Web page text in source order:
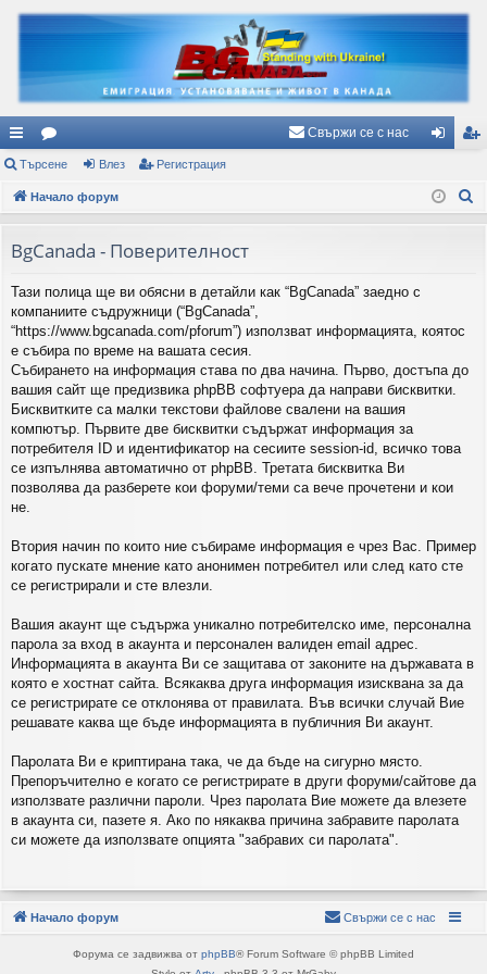
ъ
рз
вр
ъз
ки
ор
ум
Свържи се с нас
з ис
Търсене Влез Регистрация
Начало форум
BgCanada - Поверителност
Тази полица ще ви обясни в детайли как “BgCanada” заедно с
компаниите съдружници (“BgCanada”,
“https://www.bgcanada.com/pforum”) използват информацията, коятос
е събира по време на вашата сесия.
Събирането на информация става по два начина. Първо, достъпа до
вашия сайт ще предизвика phpBB софтуера да направи бисквитки.
Бисквитките са малки текстови файлове свалени на вашия
компютър. Първите две бисквитки съдържат информация за
потребителя ID и идентификатор на сесиите session-id, всичко това
се изпълнява автоматично от phpBB. Третата бисквитка Ви
позволява да разберете кои форуми/теми са вече прочетени и кои
не.
Втория начин по които ние събираме информация е чрез Вас. Пример
когато пускате мнение като анонимен потребител или след като сте
се регистрирали и сте влезли.
Вашия акаунт ще съдържа уникално потребителско име, персонална
парола за вход в акаунта и персонален валиден email адрес.
Информацията в акаунта Ви се защитава от законите на държавата в
която е хостнат сайта. Всякаква друга информация изисквана за да
се регистрирате се отклонява от правилата. Във всички случай Вие
решавате каква ще бъде информацията в публичния Ви акаунт.
Паролата Ви е криптирана така, че да бъде на сигурно място.
Препоръчително е когато се регистрирате в други форуми/сайтове да
използвате различни пароли. Чрез паролата Вие можете да влезете
в акаунта си, пазете я. Ако по някаква причина забравите паролата
си можете да използвате опцията "забравих си паролата".
Начало форум Свържи се с нас
Форума се задвижва от phpBB® Forum Software © phpBB Limited